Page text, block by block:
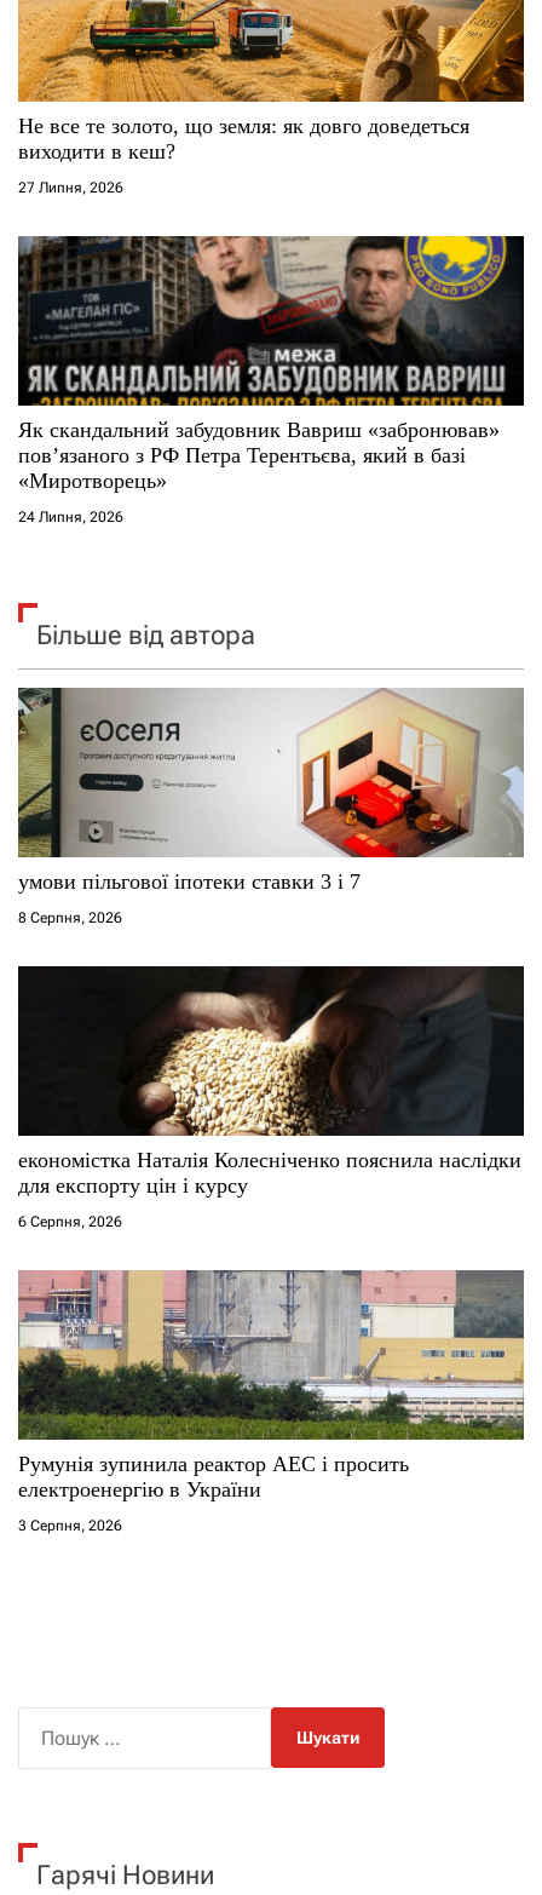
Не все те золото, що земля: як довго доведеться
виходити в кеш?
27 Липня, 2026
Як скандальний забудовник Вавриш «забронював»
повʼязаного з РФ Петра Терентьєва, який в базі
«Миротворець»
24 Липня, 2026
Більше від автора
умови пільгової іпотеки ставки 3 і 7
8 Серпня, 2026
економістка Наталія Колесніченко пояснила наслідки
для експорту цін і курсу
6 Серпня, 2026
Румунія зупинила реактор АЕС і просить
електроенергію в України
3 Серпня, 2026
к
Гарячі Новини